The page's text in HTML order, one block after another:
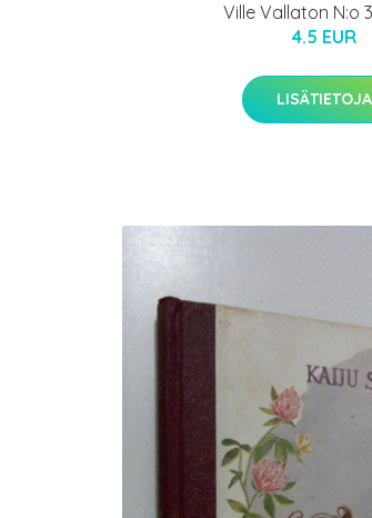
Ville Vallaton N:o
4.5 EUR
LISÄTIETOJA